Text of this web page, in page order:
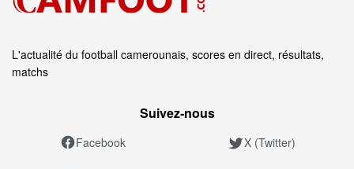
L'actualité du football camerounais, scores en direct, résultats,
matchs
Suivez‑nous
Facebook X (Twitter)